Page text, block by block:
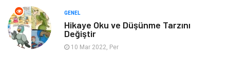
Tarih GENEL
Hikaye Oku ve Düşünme Tarzını
Değiştir
10 Mar 2022, Per